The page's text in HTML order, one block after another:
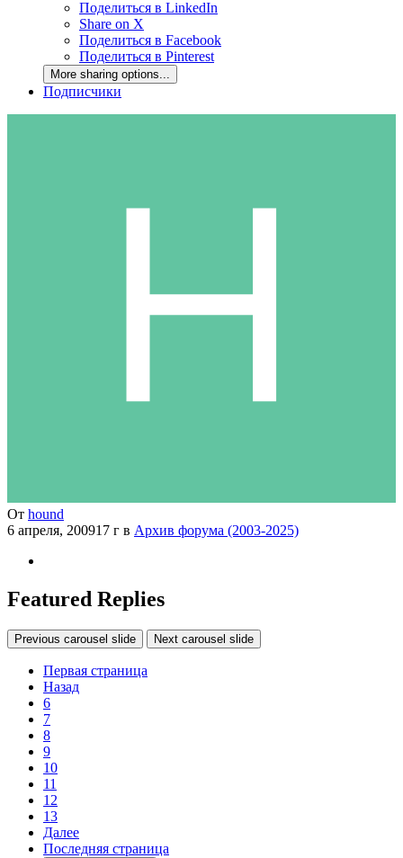
Поделиться в LinkedIn
Share on X
Поделиться в Facebook
Поделиться в Pinterest
More sharing options...
Подписчики
От hound
6 апреля, 200917 г в Архив форума (2003-2025)
Featured Replies
Previous carousel slide Next carousel slide
Первая страница
Назад
6
7
8
9
10
11
12
13
Далее
Последняя страница